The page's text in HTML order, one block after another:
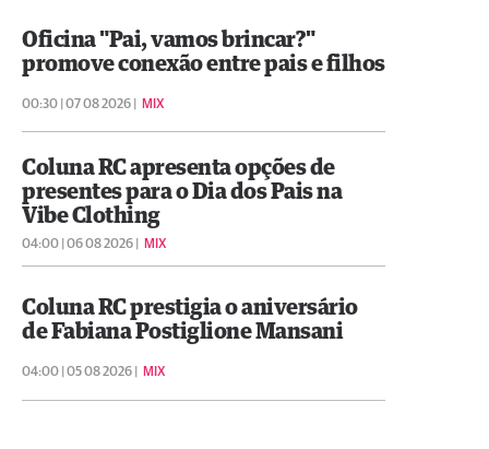
Oficina "Pai, vamos brincar?"
promove conexão entre pais e filhos
00:30 | 07 08 2026 | MIX
Coluna RC apresenta opções de
presentes para o Dia dos Pais na
Vibe Clothing
04:00 | 06 08 2026 | MIX
Coluna RC prestigia o aniversário
de Fabiana Postiglione Mansani
04:00 | 05 08 2026 | MIX